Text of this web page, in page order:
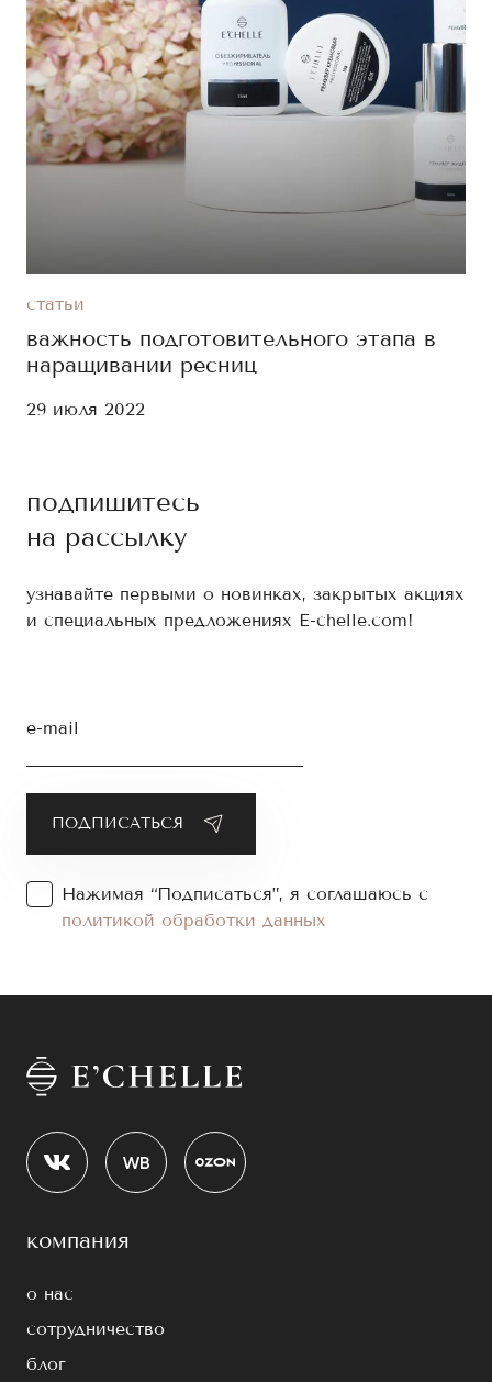
статьи
важность подготовительного этапа в
наращивании ресниц
29 июля 2022
подпишитесь
на рассылку
узнавайте первыми о новинках, закрытых акциях
и специальных предложениях E-chelle.com!
e-mail
Нажимая “Подписаться”, я соглашаюсь с
политикой обработки данных
компания
о нас
сотрудничество
блог